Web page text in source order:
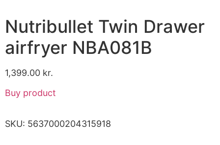
Nutribullet Twin Drawer
airfryer NBA081B
1,399.00 kr.
Buy product
SKU: 5637000204315918